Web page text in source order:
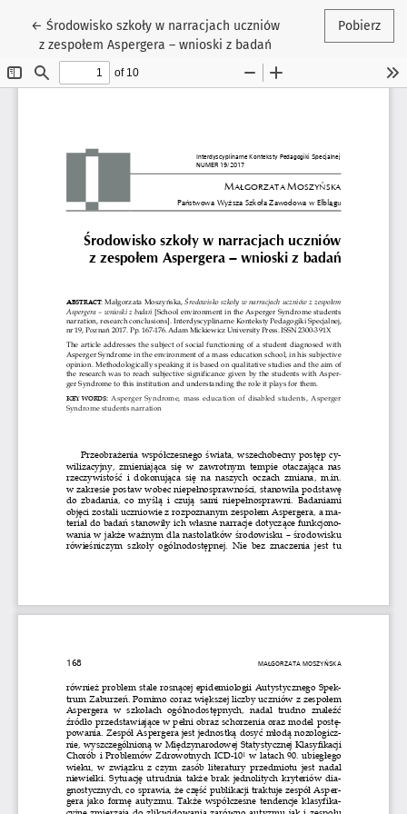
←Wróć do szczegółów artykułu
Środowisko szkoły w narracjach uczniów
z zespołem Aspergera – wnioski z badań
Pobierz